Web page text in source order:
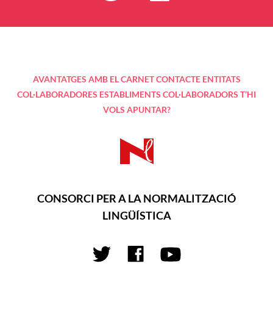
AVANTATGES AMB EL CARNET CONTACTE ENTITATS
COL·LABORADORES ESTABLIMENTS COL·LABORADORS T’HI
VOLS APUNTAR?
CONSORCI PER A LA NORMALITZACIÓ
LINGÜÍSTICA